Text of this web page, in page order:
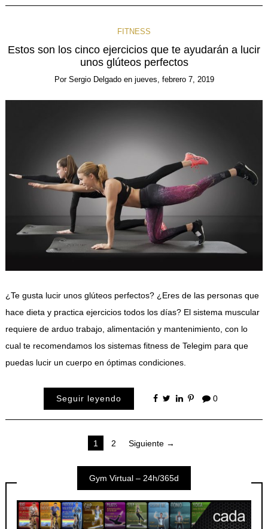
FITNESS
Estos son los cinco ejercicios que te ayudarán a lucir
unos glúteos perfectos
Por Sergio Delgado en jueves, febrero 7, 2019
¿Te gusta lucir unos glúteos perfectos? ¿Eres de las personas que
hace dieta y practica ejercicios todos los días? El sistema muscular
requiere de arduo trabajo, alimentación y mantenimiento, con lo
cual te recomendamos los sistemas fitness de Telegim para que
puedas lucir un cuerpo en óptimas condiciones.
Seguir leyendo 0
entradas
1 2 Siguiente →
Gym Virtual – 24h/365d